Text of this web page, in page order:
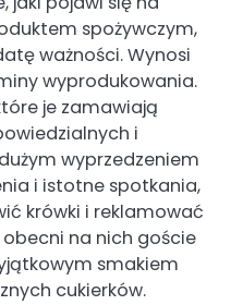
spożywczym,
ważności. Wynosi
wyprodukowania.
je zamawiają
i
wyprzedzeniem
i istotne spotkania,
krówki i reklamować
na nich goście
smakiem
cukierków.